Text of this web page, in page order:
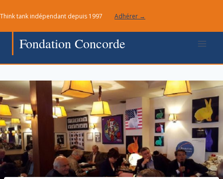
au
contenu
Think tank indépendant depuis 1997 Adhérer →
Fondation Concorde